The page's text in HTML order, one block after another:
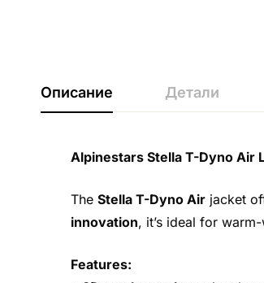
Описание Детали
Alpinestars Stella T-Dyno Air
The Stella T-Dyno Air jacket
innovation, it’s ideal for
Features: